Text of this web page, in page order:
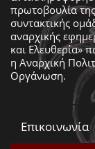
πρωτοβουλία της
συντακτικής
αναρχικής
και Ελευθερία»
η Αναρχική
Οργάνωση.
Επικοινωνία